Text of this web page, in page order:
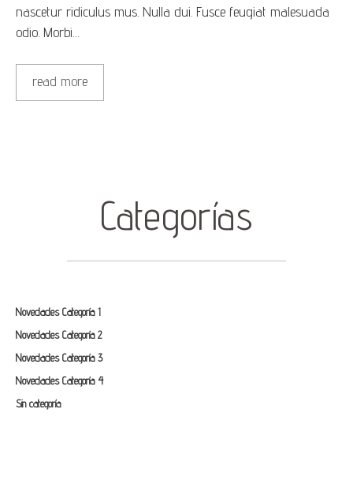
nascetur ridiculus mus. Nulla dui. Fusce feugiat malesuada
odio. Morbi…
read more
Categorías
Novedades Categoría 1
Novedades Categoría 2
Novedades Categoría 3
Novedades Categoría 4
Sin categoría